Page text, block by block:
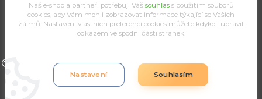
Upravit sběr cookies.
Náš e-shop a partneři potřebují Váš souhlass použitím souborů
cookies, aby Vám mohli zobrazovat informace týkající se Vašich
zájmů. Nastavení vlastních preferencí cookies můžete kdykoli upravit
odkazem ve spodní části stránek.
Nastavení Souhlasím